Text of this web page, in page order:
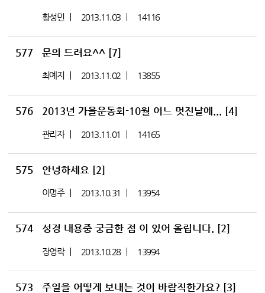
황성민 2013.11.03 14116
577 문의 드려요^^ [7]
최예지 2013.11.02 13855
576 2013년 가을운동회-10월 어느 멋진날에... [4]
관리자 2013.11.01 14165
575 안녕하세요 [2]
이명주 2013.10.31 13954
574 성경 내용중 궁금한 점 이 있어 올립니다. [2]
장영락 2013.10.28 13994
573 주일을 어떻게 보내는 것이 바람직한가요? [3]